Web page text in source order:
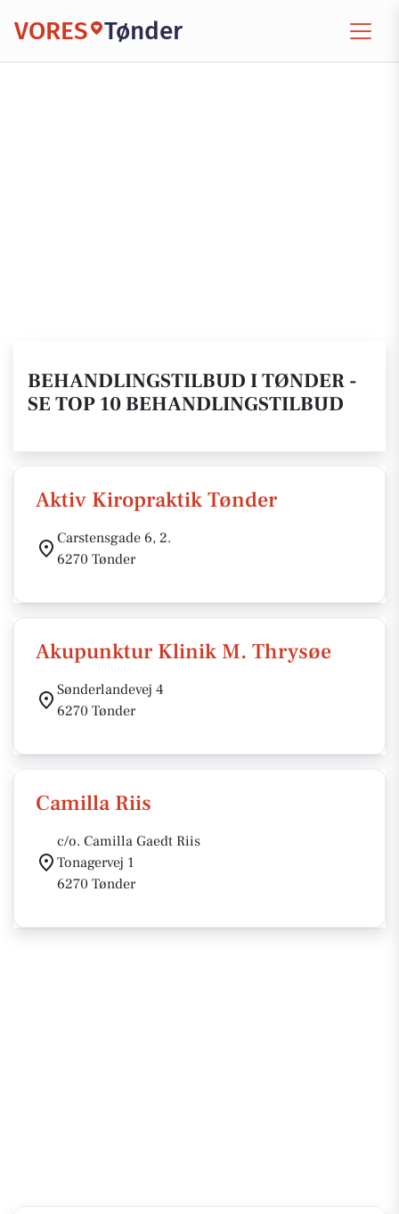
VORES Tønder
BEHANDLINGSTILBUD I TØNDER -
SE TOP 10 BEHANDLINGSTILBUD
Aktiv Kiropraktik Tønder
Carstensgade 6, 2.
6270 Tønder
Akupunktur Klinik M. Thrysøe
Sønderlandevej 4
6270 Tønder
Camilla Riis
c/o. Camilla Gaedt Riis
Tonagervej 1
6270 Tønder